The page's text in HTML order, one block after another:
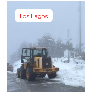
Los Lagos